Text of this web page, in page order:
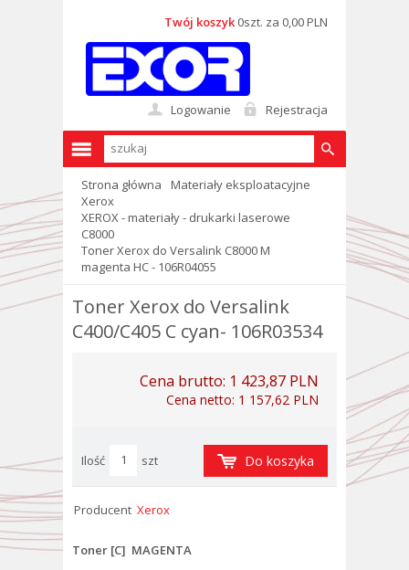
Logowanie Rejestracja
Twój koszyk 0szt. za 0,00 PLN
Strona główna
Materiały eksploatacyjne
Xerox
XEROX - materiały - drukarki laserowe
C8000
Toner Xerox do Versalink C8000 M
magenta HC - 106R04055
Toner Xerox do Versalink
C400/C405 C cyan- 106R03534
Cena brutto: 1 423,87 PLN
Cena netto: 1 157,62 PLN
Ilość szt Do koszyka
Producent Xerox
Toner [C] MAGENTA